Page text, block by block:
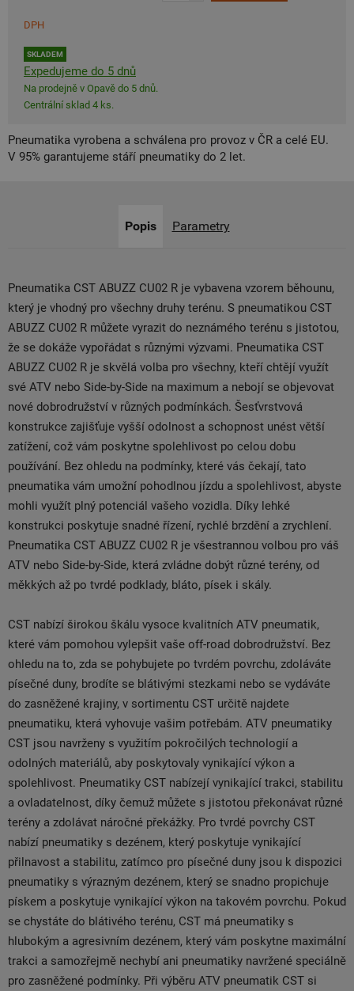
DPH
SKLADEM
Expedujeme do 5 dnů
Na prodejně v Opavě do 5 dnů.
Centrální sklad 4 ks.
Pneumatika vyrobena a schválena pro provoz v ČR a celé EU.
V 95% garantujeme stáří pneumatiky do 2 let.
Popis Parametry
Pneumatika CST ABUZZ CU02 R je vybavena vzorem běhounu,
který je vhodný pro všechny druhy terénu. S pneumatikou CST
ABUZZ CU02 R můžete vyrazit do neznámého terénu s jistotou,
že se dokáže vypořádat s různými výzvami. Pneumatika CST
ABUZZ CU02 R je skvělá volba pro všechny, kteří chtějí využít
své ATV nebo Side-by-Side na maximum a nebojí se objevovat
nové dobrodružství v různých podmínkách. Šesťvrstvová
konstrukce zajišťuje vyšší odolnost a schopnost unést větší
zatížení, což vám poskytne spolehlivost po celou dobu
používání. Bez ohledu na podmínky, které vás čekají, tato
pneumatika vám umožní pohodlnou jízdu a spolehlivost, abyste
mohli využít plný potenciál vašeho vozidla. Díky lehké
konstrukci poskytuje snadné řízení, rychlé brzdění a zrychlení.
Pneumatika CST ABUZZ CU02 R je všestrannou volbou pro váš
ATV nebo Side-by-Side, která zvládne dobýt různé terény, od
měkkých až po tvrdé podklady, bláto, písek i skály.
CST nabízí širokou škálu vysoce kvalitních ATV pneumatik,
které vám pomohou vylepšit vaše off-road dobrodružství. Bez
ohledu na to, zda se pohybujete po tvrdém povrchu, zdoláváte
písečné duny, brodíte se blátivými stezkami nebo se vydáváte
do zasněžené krajiny, v sortimentu CST určitě najdete
pneumatiku, která vyhovuje vašim potřebám. ATV pneumatiky
CST jsou navrženy s využitím pokročilých technologií a
odolných materiálů, aby poskytovaly vynikající výkon a
spolehlivost. Pneumatiky CST nabízejí vynikající trakci, stabilitu
a ovladatelnost, díky čemuž můžete s jistotou překonávat různé
terény a zdolávat náročné překážky. Pro tvrdé povrchy CST
nabízí pneumatiky s dezénem, který poskytuje vynikající
přilnavost a stabilitu, zatímco pro písečné duny jsou k dispozici
pneumatiky s výrazným dezénem, který se snadno propichuje
pískem a poskytuje vynikající výkon na takovém povrchu. Pokud
se chystáte do blátivého terénu, CST má pneumatiky s
hlubokým a agresivním dezénem, který vám poskytne maximální
trakci a samozřejmě nechybí ani pneumatiky navržené speciálně
pro zasněžené podmínky. Při výběru ATV pneumatik CST si